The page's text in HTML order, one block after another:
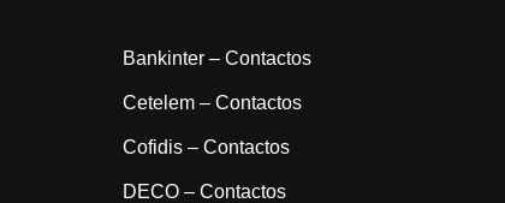
Bankinter – Contactos
Cetelem – Contactos
Cofidis – Contactos
DECO – Contactos